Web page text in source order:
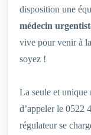
disposition une
médecin
vive pour venir à
soyez !
La seule et unique
d’appeler le 0522
régulateur se